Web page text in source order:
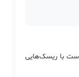
است با ریسک‌هایی